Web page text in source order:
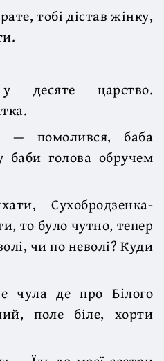
тобі дістав жінку,
десяте царство.
— помолився, баба
баби голова обручем
Сухобродзенка-
то було чутно, тепер
чи по неволі? Куди
де про Білого
поле біле, хорти